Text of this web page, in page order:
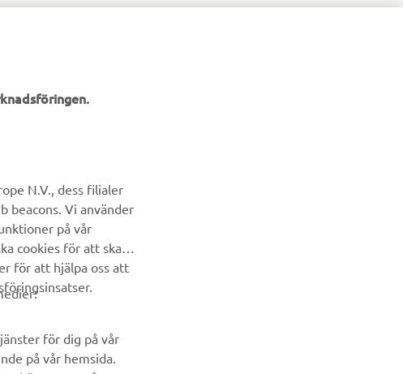
nyheterna och mycket mer
Läs vår integritetspolicy för att ta reda på hur vi behandlar dina
N.V., dess filialer
beacons. Vi använder
på vår
cookies för att skapa
för att hjälpa oss att
för dig på vår
på vår hemsida.